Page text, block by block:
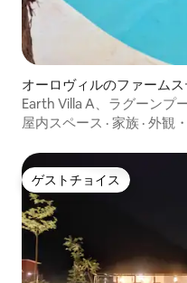
オーロヴィルのファームス
Earth Villa A、ラグーンプ
屋内スペース · 家族 · 外観
ゲストチョイス
ゲストチョイス